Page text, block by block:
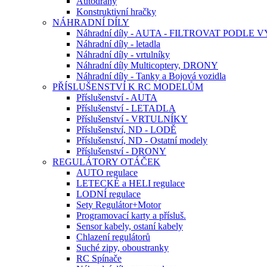
Konstruktivní hračky
NÁHRADNÍ DÍLY
Náhradní díly - AUTA - FILTROVAT PODLE
Náhradní díly - letadla
Náhradní díly - vrtulníky
Náhradní díly Multicoptery, DRONY
Náhradní díly - Tanky a Bojová vozidla
PŘÍSLUŠENSTVÍ K RC MODELŮM
Příslušenství - AUTA
Příslušenství - LETADLA
Příslušenství - VRTULNÍKY
Příslušenství, ND - LODĚ
Příslušenství, ND - Ostatní modely
Příslušenství - DRONY
REGULÁTORY OTÁČEK
AUTO regulace
LETECKÉ a HELI regulace
LODNÍ regulace
Sety Regulátor+Motor
Programovací karty a přísluš.
Sensor kabely, ostaní kabely
Chlazení regulátorů
Suché zipy, oboustranky
RC Spínače